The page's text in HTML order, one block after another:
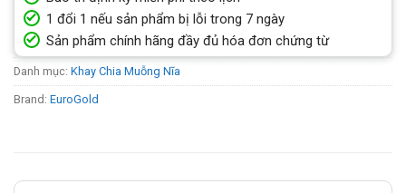
1 đổi 1 nếu sản phẩm bị lỗi trong 7 ngày
Sản phẩm chính hãng đầy đủ hóa đơn chứng từ
Danh mục: Khay Chia Muỗng Nĩa
Brand: EuroGold